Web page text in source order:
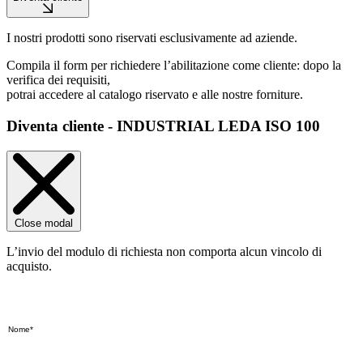
I nostri prodotti sono riservati esclusivamente ad aziende.
Compila il form per richiedere l’abilitazione come cliente: dopo la
verifica dei requisiti,
potrai accedere al catalogo riservato e alle nostre forniture.
Diventa cliente - INDUSTRIAL LEDA ISO 100
Close modal
L’invio del modulo di richiesta non comporta alcun vincolo di
acquisto.